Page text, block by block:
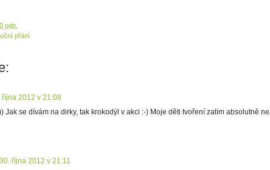
odp.
přání
října 2012 v 21:08
Jak se dívám na dirky, tak krokodýl v akci :-) Moje děti tvoření zatím absolutně
30. října 2012 v 21:11